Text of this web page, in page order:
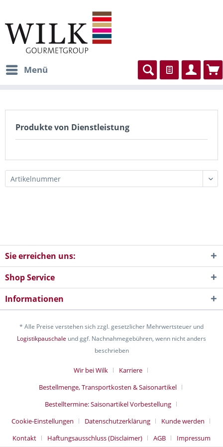
Menü
Produkte von Dienstleistung
Sie erreichen uns:
Shop Service
Informationen
* Alle Preise verstehen sich zzgl. gesetzlicher Mehrwertsteuer und
Logistikpauschale und ggf. Nachnahmegebühren, wenn nicht anders
beschrieben
Wir bei Wilk
Karriere
Bestellmenge, Transportkosten & Saisonartikel
Bestelltermine: Saisonartikel Vorbestellung
Cookie-Einstellungen
Datenschutzerklärung
Kunde werden
Kontakt
Haftungsausschluss (Disclaimer) AGB Impressum